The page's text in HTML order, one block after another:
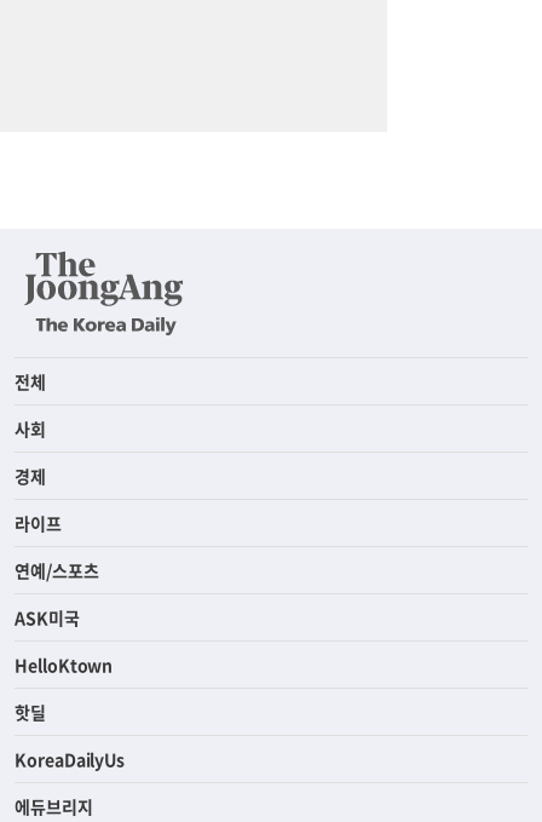
전체
사회
경제
라이프
연예/스포츠
ASK미국
HelloKtown
핫딜
KoreaDailyUs
에듀브리지